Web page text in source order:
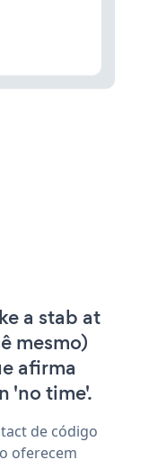
a stab at
mesmo)
afirma
'no time'.
de código
oferecem